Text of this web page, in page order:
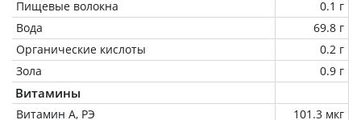
Пищевые волокна
0.1 г
Вода
69.8 г
Органические кислоты
0.2 г
Зола
0.9 г
Витамины
Витамин А, РЭ 101.3 мкг